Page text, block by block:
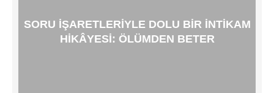
SORU IŞARETLERIYLE DOLU BIR INTIKAM
HIKÂYESI: ÖLÜMDEN BETER